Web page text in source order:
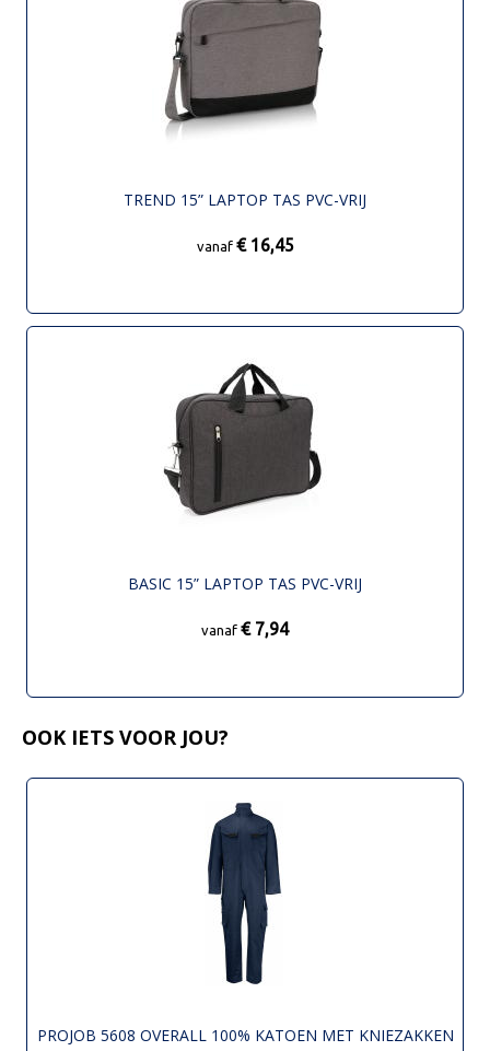
TREND 15” LAPTOP TAS PVC-VRIJ
vanaf € 16,45
BASIC 15” LAPTOP TAS PVC-VRIJ
vanaf € 7,94
OOK IETS VOOR JOU?
PROJOB 5608 OVERALL 100% KATOEN MET KNIEZAKKEN